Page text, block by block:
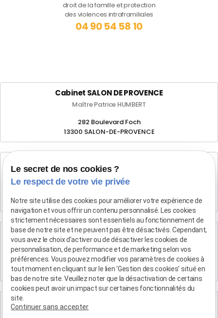
droit de la famille et protection
des violences intraframiliales
04 90 54 58 10
Cabinet SALON DE PROVENCE
Maître Patrice HUMBERT
282 Boulevard Foch
13300 SALON-DE-PROVENCE
Maître Patrice HUMBERT
13100 AIX EN PROVENCE
Cabinet de Marseille
Maître Patrice HUMBERT
19 Bd Arthur Michaud
13015 MARSEILLE
Cabinet de Marse
Maître Patrice HUMBERT
Le secret de nos cookies ?
Le respect de votre vie privée
Notre site utilise des cookies pour améliorer votre expérience de
navigation et vous offrir un contenu personnalisé. Les cookies
strictement nécessaires sont essentiels au fonctionnement de
base de notre site et ne peuvent pas être désactivés. Cependant,
vous avez le choix d'activer ou de désactiver les cookies de
personnalisation, de performance et de marketing selon vos
préférences. Vous pouvez modifier vos paramètres de cookies à
tout moment en cliquant sur le lien 'Gestion des cookies' situé en
bas de notre site. Veuillez noter que la désactivation de certains
cookies peut avoir un impact sur certaines fonctionnalités du
site.
Continuer sans accepter